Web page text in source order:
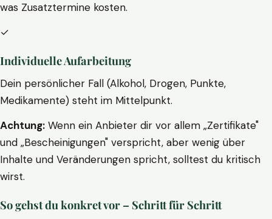
was Zusatztermine kosten.
✓
Individuelle Aufarbeitung
Dein persönlicher Fall (Alkohol, Drogen, Punkte,
Medikamente) steht im Mittelpunkt.
Achtung: Wenn ein Anbieter dir vor allem „Zertifikate"
und „Bescheinigungen" verspricht, aber wenig über
Inhalte und Veränderungen spricht, solltest du kritisch
wirst.
So gehst du konkret vor – Schritt für Schritt